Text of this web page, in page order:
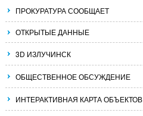
ПРОКУРАТУРА СООБЩАЕТ
ОТКРЫТЫЕ ДАННЫЕ
3D ИЗЛУЧИНСК
ОБЩЕСТВЕННОЕ ОБСУЖДЕНИЕ
ИНТЕРАКТИВНАЯ КАРТА ОБЪЕКТОВ